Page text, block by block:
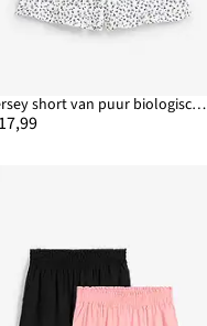
Jersey short van puur biologisch katoen (set van 3)